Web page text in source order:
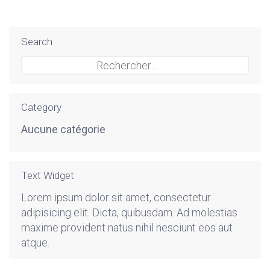
Search
Category
Aucune catégorie
Text Widget
Lorem ipsum dolor sit amet, consectetur
adipisicing elit. Dicta, quibusdam. Ad molestias
maxime provident natus nihil nesciunt eos aut
atque.